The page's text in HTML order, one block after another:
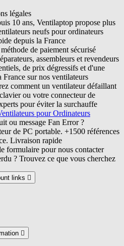
légales
10 ans, Ventilaptop propose plus
neufs pour ordinateurs
depuis la France
de paiement sécurisé
assembleurs et revendeurs
de prix dégressifs et d'une
sur nos ventilateurs
comment un ventilateur défaillant
ou votre connecteur de
pour éviter la surchauffe
pour Ordinateurs
ou message Fan Error ?
de PC portable. +1500 références
Livraison rapide
formulaire pour nous contacter
? Trouvez ce que vous cherchez
links 
